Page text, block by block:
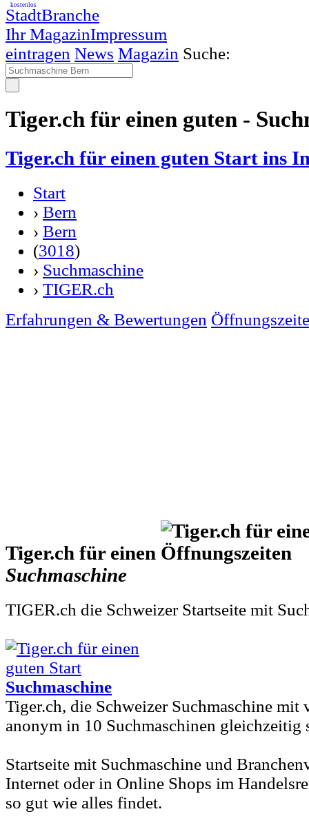
StadtBranche
Ihr MagazinImpressum
kostenlos
eintragen News Magazin Suche:
Tiger.ch für einen guten -
Tiger.ch für einen guten Start ins
Start
› Bern
› Bern
(3018)
› Suchmaschine
› TIGER.ch
Erfahrungen & Bewertungen
Tiger.ch für einen
Suchmaschine
TIGER.ch die Schweizer Startseite mit
Suchmaschine
Tiger.ch, die Schweizer Suchmaschine mit
anonym in 10 Suchmaschinen gleichzeitig
Startseite mit Suchmaschine und
Internet oder in Online Shops im
so gut wie alles findet.